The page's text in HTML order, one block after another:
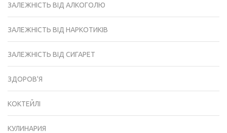
ЗАЛЕЖНІСТЬ ВІД АЛКОГОЛЮ
ЗАЛЕЖНІСТЬ ВІД НАРКОТИКІВ
ЗАЛЕЖНІСТЬ ВІД СИГАРЕТ
ЗДОРОВ'Я
КОКТЕЙЛІ
КУЛИНАРИЯ